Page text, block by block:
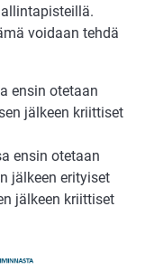
voidaan tehdä
ensin otetaan
jälkeen kriittiset
ensin otetaan
jälkeen erityiset
jälkeen kriittiset